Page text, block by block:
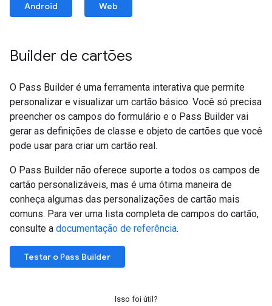
Android Web
Builder de cartões
O Pass Builder é uma ferramenta interativa que permite
personalizar e visualizar um cartão básico. Você só precisa
preencher os campos do formulário e o Pass Builder vai
gerar as definições de classe e objeto de cartões que você
pode usar para criar um cartão real.
O Pass Builder não oferece suporte a todos os campos de
cartão personalizáveis, mas é uma ótima maneira de
conheça algumas das personalizações de cartão mais
comuns. Para ver uma lista completa de campos do cartão,
consulte a documentação de referência.
Testar o Pass Builder
Isso foi útil?